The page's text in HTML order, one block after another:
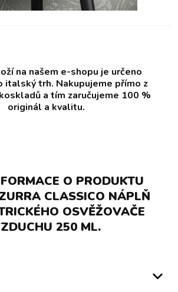
na našem e-shopu je určeno
italský trh. Nakupujeme přímo z
a tím zaručujeme 100 %
originál a kvalitu.
O PRODUKTU
CLASSICO NÁPLŇ
OSVĚŽOVAČE
250 ML.